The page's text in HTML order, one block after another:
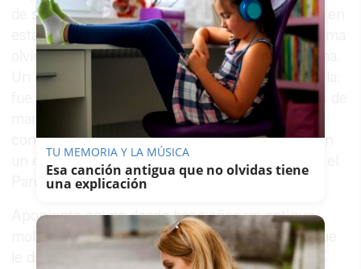
de su proyecto Marismas, la apuesta con la que en
esta temporada 2026 ha convertido un ecosistema
olvidado durante años en el corazón de su cocina.
Un encuentro que fue mucho más que una charla:
fue un recorrido en directo por las 20 hectáreas de
marisma que ahora gestiona Aponiente, donde
conviven lubinas, doradas, camarones y algas en
un entorno de alto valor biológico enclavado en el
Parque Natural de la Bahía de Cádiz.
Aponiente ocupa desde hace años un antiguo
molino de mareas del siglo XIX, un escenario que
le da a la propuesta gastronómica de León una
TU MEMORIA Y LA MÚSICA
Esa canción antigua que no olvidas tiene
una explicación